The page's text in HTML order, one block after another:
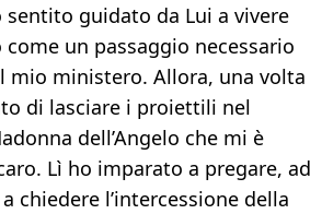
guidato da Lui a vivere
un passaggio necessario
mio ministero. Allora, una volta
di lasciare i proiettili nel
dell’Angelo che mi è
Lì ho imparato a pregare, ad
chiedere l’intercessione della